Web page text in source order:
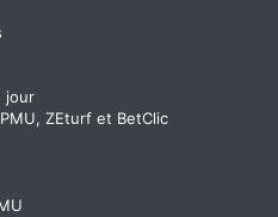
jour
ZEturf et BetClic